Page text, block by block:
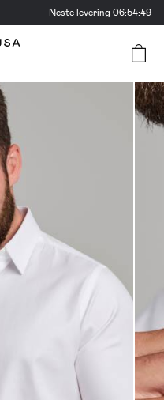
Neste levering 06:54:49